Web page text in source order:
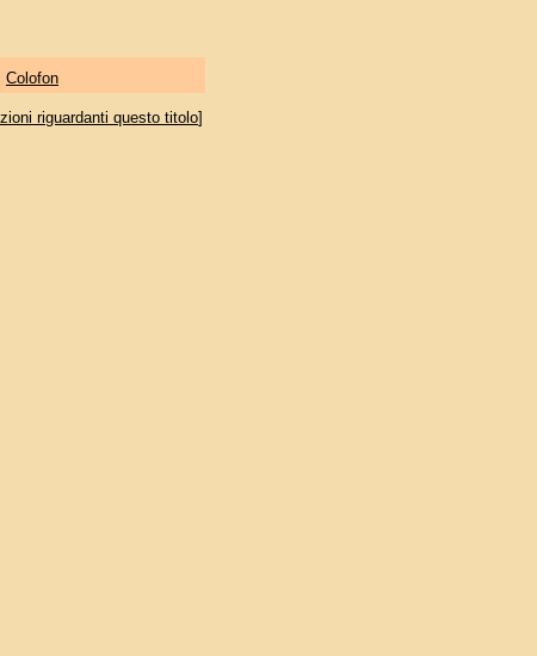
Colofon
riguardanti questo titolo]